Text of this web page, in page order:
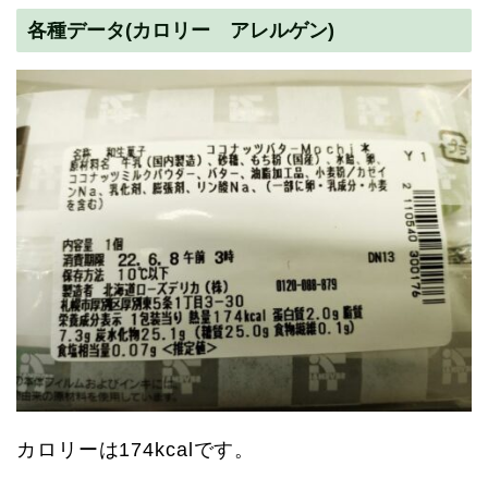
各種データ(カロリー アレルゲン)
カロリーは174kcalです。